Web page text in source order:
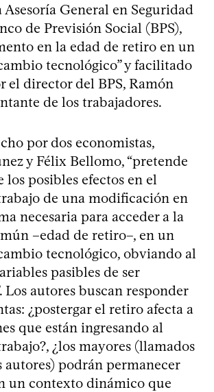
General en Seguridad
de Previsión Social (BPS),
en la edad de retiro en un
tecnológico” y facilitado
el director del BPS, Ramón
de los trabajadores.
por dos economistas,
y Félix Bellomo, “pretende
los posibles efectos en el
de una modificación en
necesaria para acceder a la
–edad de retiro–, en un
tecnológico, obviando al
pasibles de ser
Los autores buscan responder
¿postergar el retiro afecta a
que están ingresando al
¿los mayores (llamados
podrán permanecer
un contexto dinámico que